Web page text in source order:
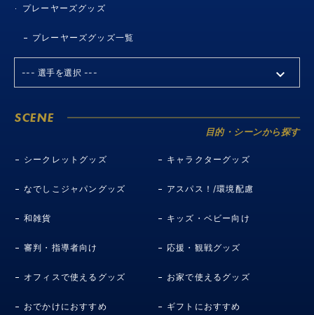
プレーヤーズグッズ
プレーヤーズグッズ一覧
SCENE
目的・シーンから探す
シークレットグッズ キャラクターグッズ
なでしこジャパングッズ アスパス！/環境配慮
和雑貨 キッズ・ベビー向け
審判・指導者向け 応援・観戦グッズ
オフィスで使えるグッズ お家で使えるグッズ
おでかけにおすすめ ギフトにおすすめ